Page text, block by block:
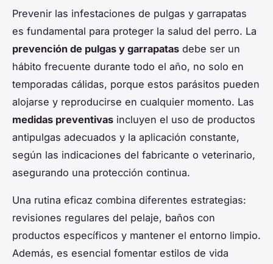
Prevenir las infestaciones de pulgas y garrapatas
es fundamental para proteger la salud del perro. La
prevención de pulgas y garrapatas debe ser un
hábito frecuente durante todo el año, no solo en
temporadas cálidas, porque estos parásitos pueden
alojarse y reproducirse en cualquier momento. Las
medidas preventivas incluyen el uso de productos
antipulgas adecuados y la aplicación constante,
según las indicaciones del fabricante o veterinario,
asegurando una protección continua.
Una rutina eficaz combina diferentes estrategias:
revisiones regulares del pelaje, baños con
productos específicos y mantener el entorno limpio.
Además, es esencial fomentar estilos de vida